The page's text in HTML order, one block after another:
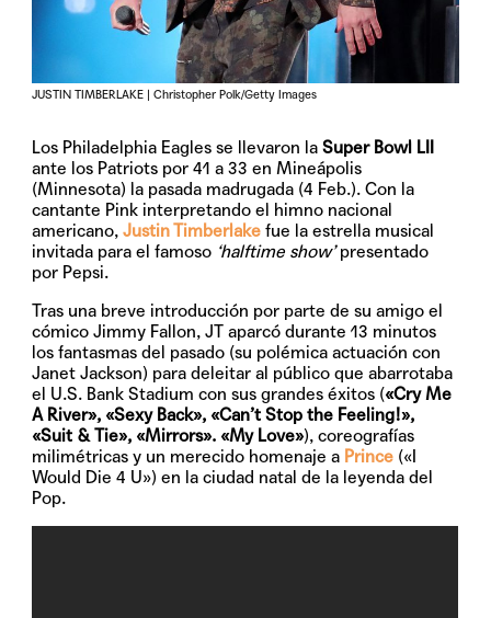
JUSTIN TIMBERLAKE | Christopher Polk/Getty Images
Los Philadelphia Eagles se llevaron laSuper Bowl LII
ante los Patriots por 41 a 33 en Mineápolis
(Minnesota) la pasada madrugada (4 Feb.). Con la
cantante Pink interpretando el himno nacional
americano,Justin Timberlake fue la estrella musical
invitada para el famoso ‘halftime show’presentado
por Pepsi.
Tras una breve introducción por parte de su amigo el
cómico Jimmy Fallon, JT aparcó durante 13 minutos
los fantasmas del pasado (su polémica actuación con
Janet Jackson) para deleitar al público que abarrotaba
el U.S. Bank Stadium con sus grandes éxitos («Cry Me
A River», «Sexy Back», «Can’t Stop the Feeling!»,
«Suit & Tie», «Mirrors». «My Love»), coreografías
milimétricas y un merecido homenaje a Prince («I
Would Die 4 U») en la ciudad natal de la leyenda del
Pop.